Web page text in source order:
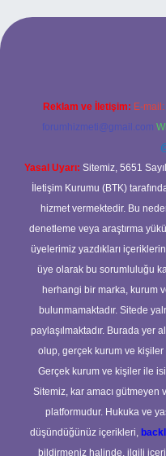
giriş
Reklam ve İletişim: E-mail:
forumhizmeti@gmail.com
Yasal Uyarı: Sitemiz, 5651
İletişim Kurumu (BTK)
hizmet vermektedir. Bu
denetleme veya araştırma
üyelerimiz yazdıkları
üye olarak bu sorumluluğu
herhangi bir marka, kurum
bulunmamaktadır. Sitede
paylaşılmaktadır. Burada yer
olup, gerçek kurum ve kişiler
Gerçek kurum ve kişiler ile
Sitemiz, kar amacı gütmeyen
platformudur. Hukuka ve
düşündüğünüz içerikleri,
bildirmeniz halinde, ilgili